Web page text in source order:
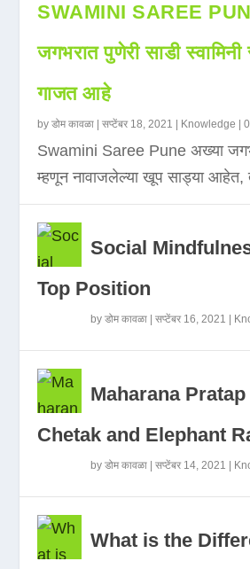
SWAMINI SAREE
जगभरात पुणेरी साडी
गाजत आहे
byडोम कावळा |सप्टेंबर 18, 2021 Knowledge |
Swamini Saree Pune अख्या
म्हणून नावाजलेल्या खूप साड्या
Social
Top Position
byडोम कावळा |सप्टेंबर 16, 2021
Maharana
Chetak and Elephant
byडोम कावळा |सप्टेंबर 14, 2021
What is the